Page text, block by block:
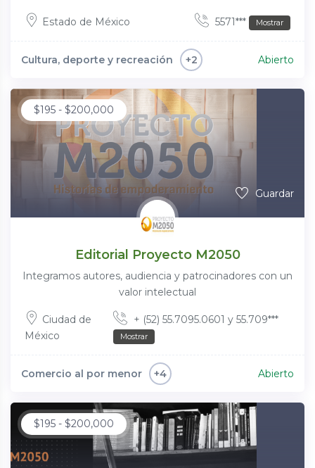
Estado de México 5571*** Mostrar
Cultura, deporte y recreación +2 Abierto
$195 - $200,000
Guardar
Editorial Proyecto M2050
Integramos autores, audiencia y patrocinadores con un
valor intelectual
Ciudad de
México
+ (52) 55.7095.0601 y 55.709***
Mostrar
Comercio al por menor +4 Abierto
$195 - $200,000